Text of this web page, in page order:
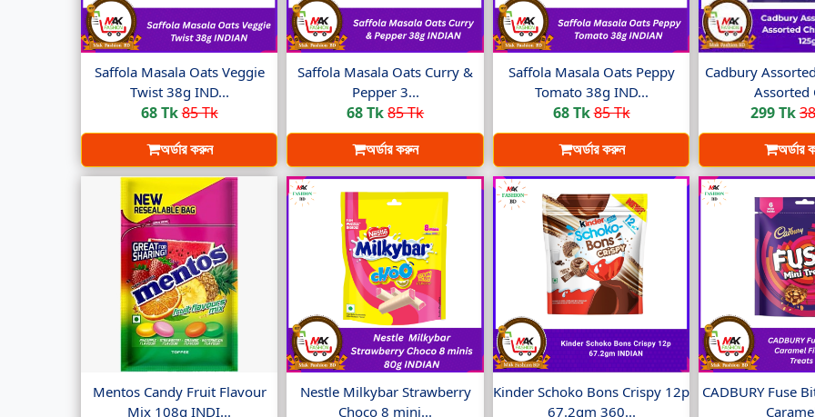
Saffola Masala Oats Veggie
Twist 38g IND...
68 Tk85 Tk
অর্ডার করুন
Saffola Masala Oats Curry &
Pepper 3...
68 Tk85 Tk
অর্ডার করুন
Saffola Masala Oats Peppy
Tomato 38g IND...
68 Tk85 Tk
অর্ডার করুন
Cadbury
Assorted
299 Tk
অর্ডার
Mentos Candy Fruit Flavour
Mix 108g INDI...
Nestle Milkybar Strawberry
Choco 8 mini...
Kinder Schoko Bons Crispy 12p
67.2gm 360...
CADBURY Fuse